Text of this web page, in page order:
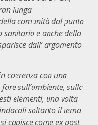
lunga
comunità dal punto
sanitario e anche della
dall’ argomento
coerenza con una
sull’ambiente, sulla
elementi, una volta
soltanto il tema
capisce come ex post